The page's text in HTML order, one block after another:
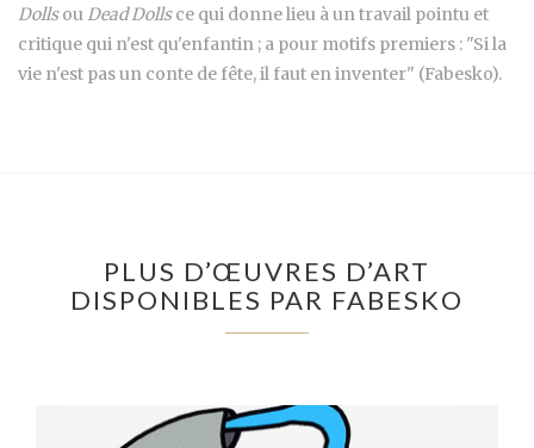
DollsouDead Dollsce qui donne lieu à un travail pointu et
critique qui n'est qu'enfantin ; a pour motifs premiers : "Si la
vie n'est pas un conte de fête, il faut en inventer" (Fabesko).
PLUS D’ŒUVRES D’ART
DISPONIBLES PAR FABESKO